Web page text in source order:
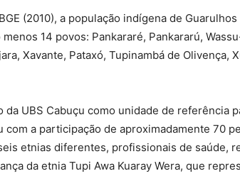
(2010), a população indígena de
14 povos: Pankararé, Pankararú,
Xavante, Pataxó, Tupinambá de Olivença,
UBS Cabuçu como unidade de referência
com a participação de aproximadamente 70
etnias diferentes, profissionais de saúde,
da etnia Tupi Awa Kuaray Wera, que